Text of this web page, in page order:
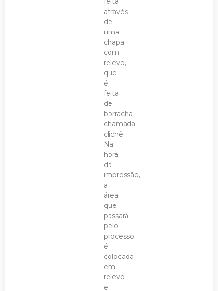
através
de
uma
chapa
com
relevo,
que
é
feita
de
borracha
chamada
clichê.
Na
hora
da
impressão,
a
área
que
passará
pelo
processo
é
colocada
em
relevo
e